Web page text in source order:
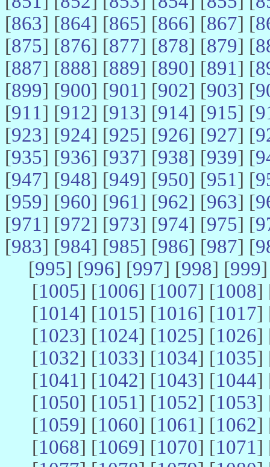
[863] [864] [865] [866] [867] [
[875] [876] [877] [878] [879] [
[887] [888] [889] [890] [891] [
[899] [900] [901] [902] [903] [
[911] [912] [913] [914] [915] [
[923] [924] [925] [926] [927] [
[935] [936] [937] [938] [939] [
[947] [948] [949] [950] [951] [
[959] [960] [961] [962] [963] [
[971] [972] [973] [974] [975] [
[983] [984] [985] [986] [987] [
[995] [996] [997] [998] [999
[1005] [1006] [1007] [1008]
[1014] [1015] [1016] [1017]
[1023] [1024] [1025] [1026]
[1032] [1033] [1034] [1035]
[1041] [1042] [1043] [1044]
[1050] [1051] [1052] [1053]
[1059] [1060] [1061] [1062]
[1068] [1069] [1070] [1071]